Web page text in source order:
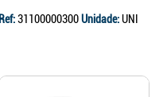
Ref:31100000300Unidade:UNI